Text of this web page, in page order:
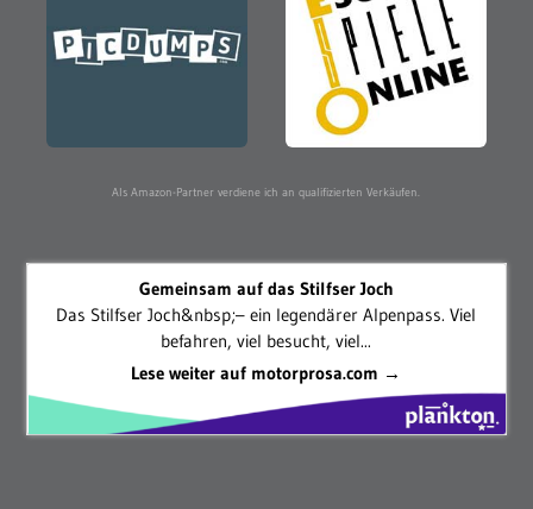
Als Amazon-Partner verdiene ich an qualifizierten Verkäufen.
Gemeinsam auf das Stilfser Joch
Das Stilfser Joch&nbsp;– ein legendärer Alpenpass. Viel
befahren, viel besucht, viel...
Lese weiter auf motorprosa.com →